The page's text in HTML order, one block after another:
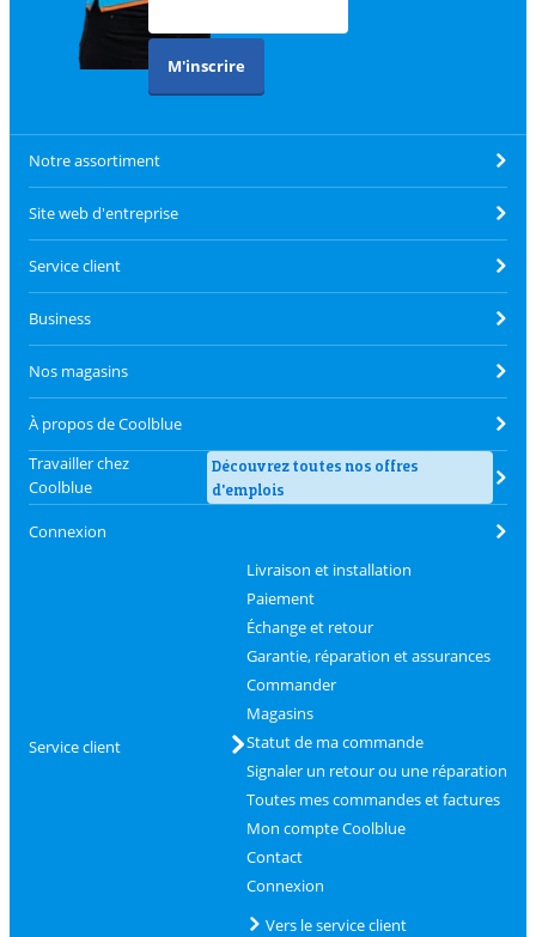
M'inscrire
Notre assortiment
Site web d'entreprise
Service client
Business
Nos magasins
À propos de Coolblue
Travailler chez
Coolblue
Découvrez toutes nos offres
d'emplois
Connexion
Service client
Livraison et installation
Paiement
Échange et retour
Garantie, réparation et assurances
Commander
Magasins
Statut de ma commande
Signaler un retour ou une réparation
Toutes mes commandes et factures
Mon compte Coolblue
Contact
Connexion
Vers le service client